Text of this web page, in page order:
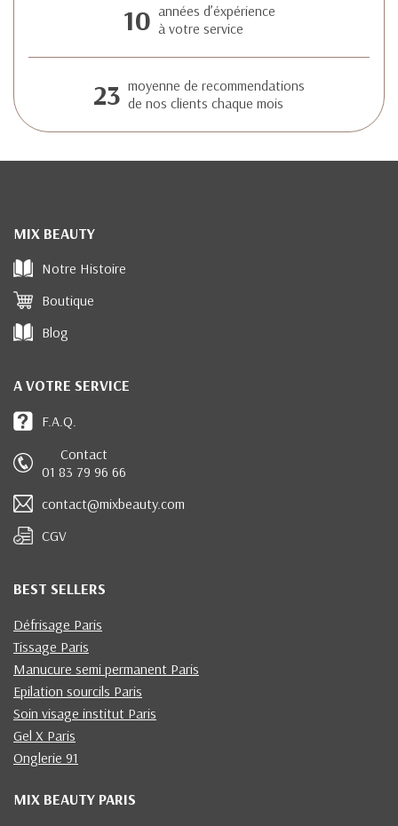
10 années d’éxpérience
à votre service
23 moyenne de recommendations
de nos clients chaque mois
MIX BEAUTY
Notre Histoire
Boutique
Blog
A VOTRE SERVICE
F.A.Q.
Contact
01 83 79 96 66
contact@mixbeauty.com
CGV
BEST SELLERS
Défrisage Paris
Tissage Paris
Manucure semi permanent Paris
Epilation sourcils Paris
Soin visage institut Paris
Gel X Paris
Onglerie 91
MIX BEAUTY PARIS